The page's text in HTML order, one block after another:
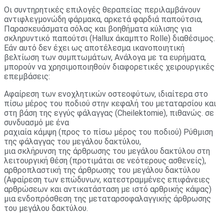
Οι συντηρητικές επιλογές θεραπείας περιλαμβάνουν
αντιφλεγμονώδη φάρμακα, αρκετά φαρδιά παπούτσια,
Παρασκευάσματα σόλας και βοηθήματα κύλισης για
σκληρυντικό παπούτσι (Hallux άκαμπτο Rolle) διαθέσιμος.
Εάν αυτό δεν έχει ως αποτέλεσμα ικανοποιητική
βελτίωση των συμπτωμάτων, Ανάλογα με τα ευρήματα,
μπορούν να χρησιμοποιηθούν διαφορετικές χειρουργικές
επεμβάσεις:
Αφαίρεση των ενοχλητικών οστεοφύτων, ιδιαίτερα στο
πίσω μέρος του ποδιού στην κεφαλή του μεταταρσίου και
στη βάση της εγγύς φάλαγγας (Cheilektomie), πιθανώς. σε
συνδυασμό με ένα
ραχιαία κάμψη (προς το πίσω μέρος του ποδιού) Ρύθμιση
της φάλαγγας του μεγάλου δακτύλου,
μια σκλήρυνση της άρθρωσης του μεγάλου δακτύλου στη
λειτουργική θέση (προτιμάται σε νεότερους ασθενείς),
αρθροπλαστική της άρθρωσης του μεγάλου δακτύλου
(Αφαίρεση των επώδυνων, κατεστραμμένες επιφάνειες
αρθρώσεων και αντικατάσταση με ιστό αρθρικής κάψας)
μια ενδοπρόσθεση της μεταταρσοφαλαγγικής άρθρωσης
του μεγάλου δακτύλου.